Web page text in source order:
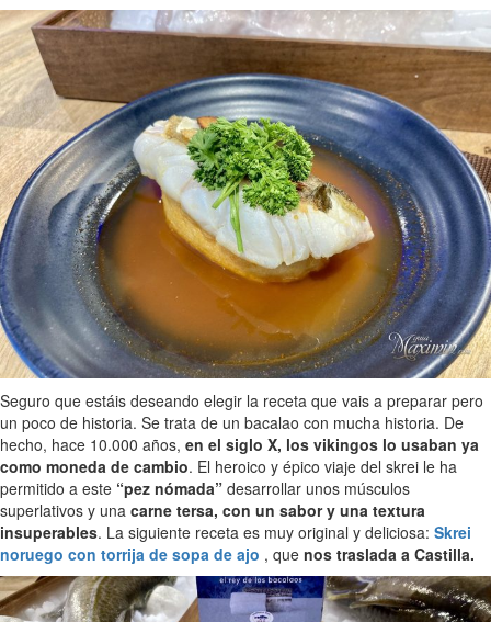
Seguro que estáis deseando elegir la receta que vais a preparar pero
un poco de historia. Se trata de un bacalao con mucha historia. De
hecho, hace 10.000 años, en el siglo X, los vikingos lo usaban ya
como moneda de cambio. El heroico y épico viaje del skrei le ha
permitido a este “pez nómada” desarrollar unos músculos
superlativos y una carne tersa, con un sabor y una textura
insuperables. La siguiente receta es muy original y deliciosa: Skrei
noruego con torrija de sopa de ajo , que nos traslada a Castilla.